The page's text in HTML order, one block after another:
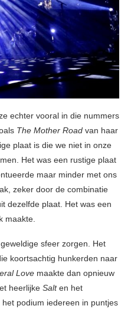
echter vooral in die nummers
The Mother Road van haar
plaat is die we niet in onze
Het was een rustige plaat
maar minder met ons
zeker door de combinatie
dezelfde plaat. Het was een
maakte.
sfeer zorgen. Het
koortsachtig hunkerden naar
Love maakte dan opnieuw
heerlijke Salten het
podium iedereen in puntjes